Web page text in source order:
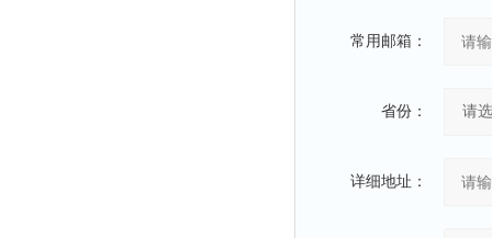
常用邮箱：
省份：
详细地址：